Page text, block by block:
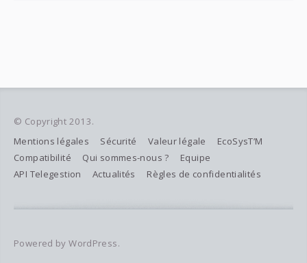
© Copyright 2013.
Mentions légales
Sécurité Valeur légale
EcoSysT’M
Compatibilité
Qui sommes-nous ?
Equipe
API Telegestion
Actualités Règles de confidentialités
Powered by WordPress.